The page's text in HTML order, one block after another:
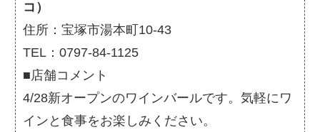
コ）
住所：宝塚市湯本町10-43
TEL：0797-84-1125
■店舗コメント
4/28新オープンのワインバールです。気軽にワ
インと食事をお楽しみください。